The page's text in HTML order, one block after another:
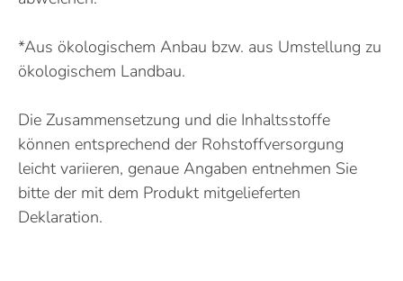
*Aus ökologischem Anbau bzw. aus Umstellung zu
ökologischem Landbau.
Die Zusammensetzung und die Inhaltsstoffe
können entsprechend der Rohstoffversorgung
leicht variieren, genaue Angaben entnehmen Sie
bitte der mit dem Produkt mitgelieferten
Deklaration.